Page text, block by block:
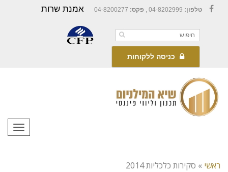
טלפון: פקס: אמנת שרות
כניסה ללקוחות
ראשי » סקירות כלכליות 2014